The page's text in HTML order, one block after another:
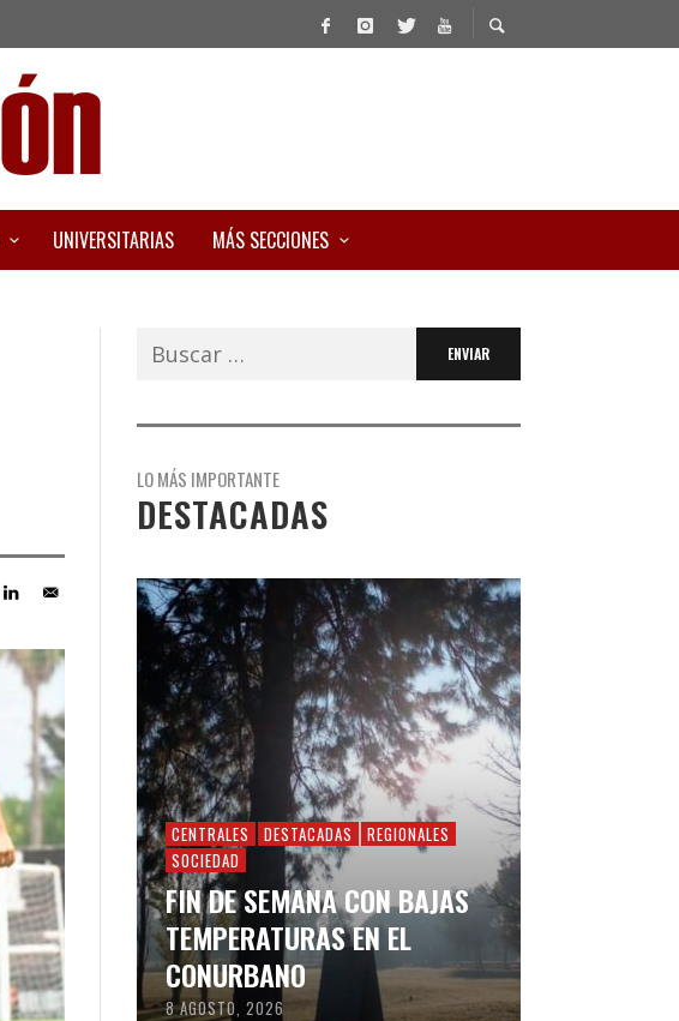
UNIVERSITARIAS MÁS SECCIONES
Buscar:
LO MÁS IMPORTANTE
DESTACADAS
CENTRALES DESTACADAS
REGIONALES
SOCIEDAD
FIN DE SEMANA CON BAJAS
TEMPERATURAS EN EL
CONURBANO
8 AGOSTO, 2026